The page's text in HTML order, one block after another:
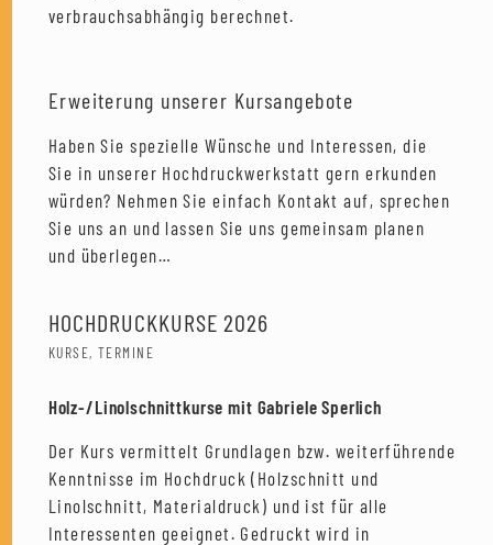
verbrauchsabhängig berechnet.
Erweiterung unserer Kursangebote
Haben Sie spezielle Wünsche und Interessen, die
Sie in unserer Hochdruckwerkstatt gern erkunden
würden? Nehmen Sie einfach Kontakt auf, sprechen
Sie uns an und lassen Sie uns gemeinsam planen
und überlegen…
HOCHDRUCKKURSE 2026
KURSE, TERMINE
Holz-/Linolschnittkurse mit Gabriele Sperlich
Der Kurs vermittelt Grundlagen bzw. weiterführende
Kenntnisse im Hochdruck (Holzschnitt und
Linolschnitt, Materialdruck) und ist für alle
Interessenten geeignet. Gedruckt wird in